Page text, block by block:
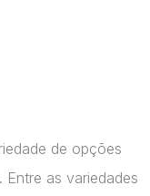
de opções
as variedades